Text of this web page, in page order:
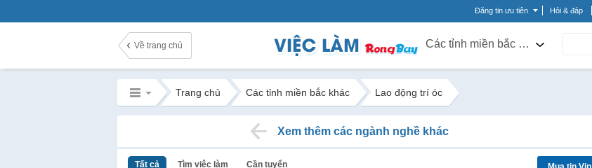
Đăng tin ưu tiên Hỏi & đáp
Về trang chủ Các tỉnh miền bắc khác
Trang chủ Các tỉnh miền bắc khác Lao động trí óc
Xem thêm các ngành nghề khác
Tất cả Tìm việc làm Cần tuyển